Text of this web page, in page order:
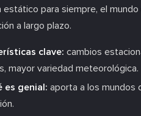
estático para siempre, el
a largo plazo.
clave: cambios
mayor variedad meteorológica.
es genial: aporta a los mundos